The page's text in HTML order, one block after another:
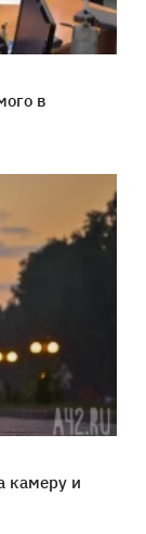
в
камеру и